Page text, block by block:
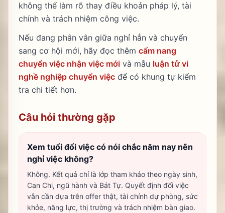
không thể làm rõ thay điều khoản pháp lý, tài
chính và trách nhiệm công việc.
Nếu đang phân vân giữa nghỉ hẳn và chuyển
sang cơ hội mới, hãy đọc thêm cẩm nang
chuyển việc nhận việc mới và mẫu luận tử vi
nghề nghiệp chuyển việc để có khung tự kiểm
tra chi tiết hơn.
Câu hỏi thường gặp
Xem tuổi đổi việc có nói chắc năm nay nên
nghỉ việc không?
Không. Kết quả chỉ là lớp tham khảo theo ngày sinh,
Can Chi, ngũ hành và Bát Tự. Quyết định đổi việc
vẫn cần dựa trên offer thật, tài chính dự phòng, sức
khỏe, năng lực, thị trường và trách nhiệm bàn giao.